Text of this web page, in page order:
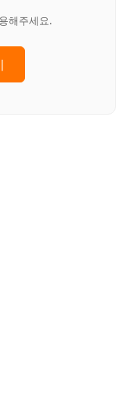
해주세요.